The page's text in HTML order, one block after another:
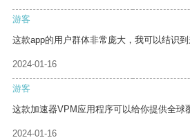
游客
这款app的用户群体非常庞大，我可以结识到
2024-01-16
游客
这款加速器VPM应用程序可以给你提供全球
2024-01-16